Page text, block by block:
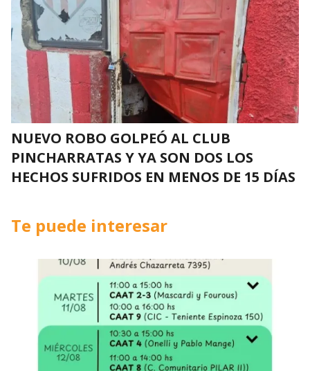
NUEVO ROBO GOLPEÓ AL CLUB
PINCHARRATAS Y YA SON DOS LOS
HECHOS SUFRIDOS EN MENOS DE 15 DÍAS
Te puede interesar